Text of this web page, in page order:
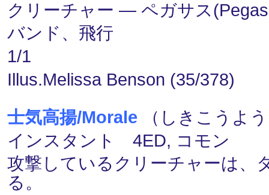
クリーチャー ― ペガサス
バンド、飛行
1/1
Illus.Melissa Benson (35/378)
士気高揚/Morale （しきこうよ
インスタント 4ED, コモン
攻撃しているクリーチャーは、
る。